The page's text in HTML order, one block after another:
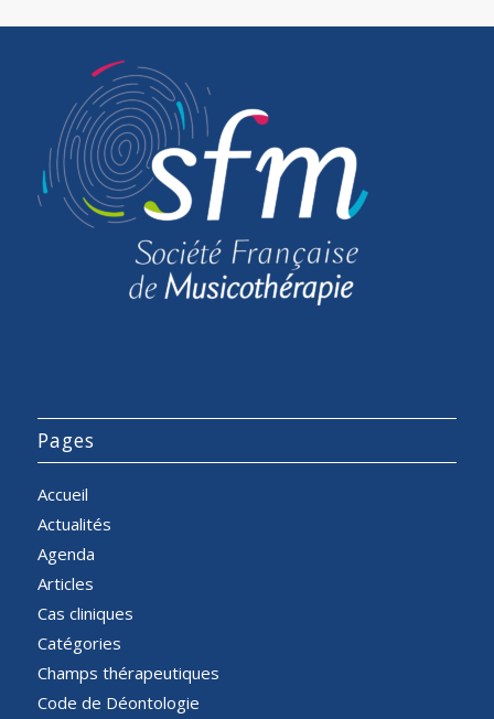
Pages
Accueil
Actualités
Agenda
Articles
Cas cliniques
Catégories
Champs thérapeutiques
Code de Déontologie